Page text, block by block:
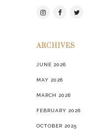
ARCHIVES
JUNE 2026
MAY 2026
MARCH 2026
FEBRUARY 2026
OCTOBER 2025